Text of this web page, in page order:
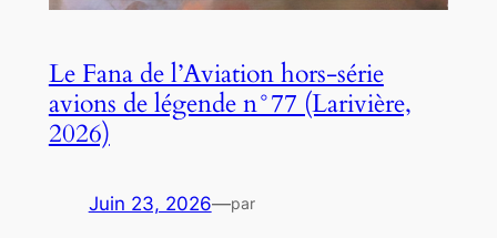
Le Fana de l’Aviation hors-série
avions de légende n°77 (Larivière,
2026)
Juin 23, 2026—par